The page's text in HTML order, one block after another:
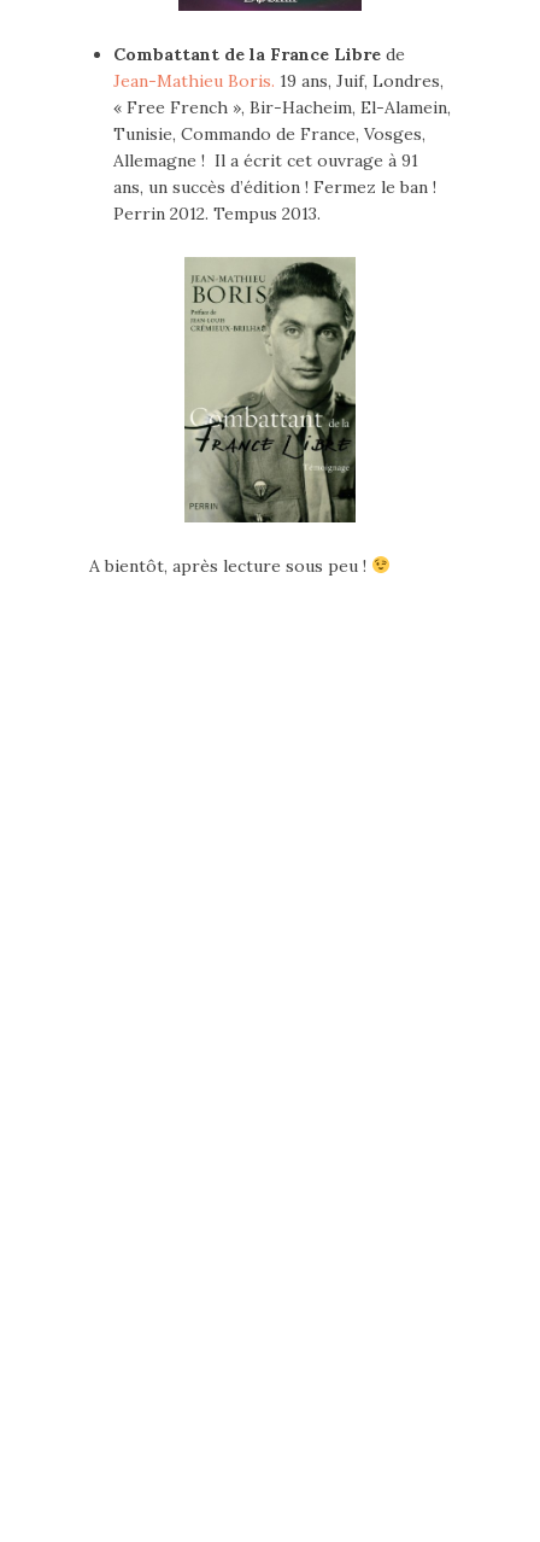
Combattant de la France Libre de
Jean-Mathieu Boris. 19 ans, Juif, Londres,
« Free French », Bir-Hacheim, El-Alamein,
Tunisie, Commando de France, Vosges,
Allemagne ! Il a écrit cet ouvrage à 91
ans, un succès d’édition ! Fermez le ban !
Perrin 2012. Tempus 2013.
A bientôt, après lecture sous peu !